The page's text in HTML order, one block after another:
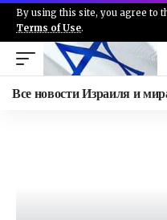
By using this site, you agree to
Terms of Use.
Все новости Израиля и